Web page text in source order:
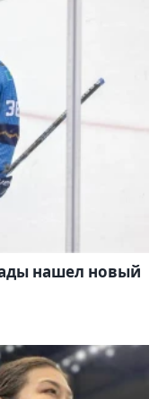
нашел новый